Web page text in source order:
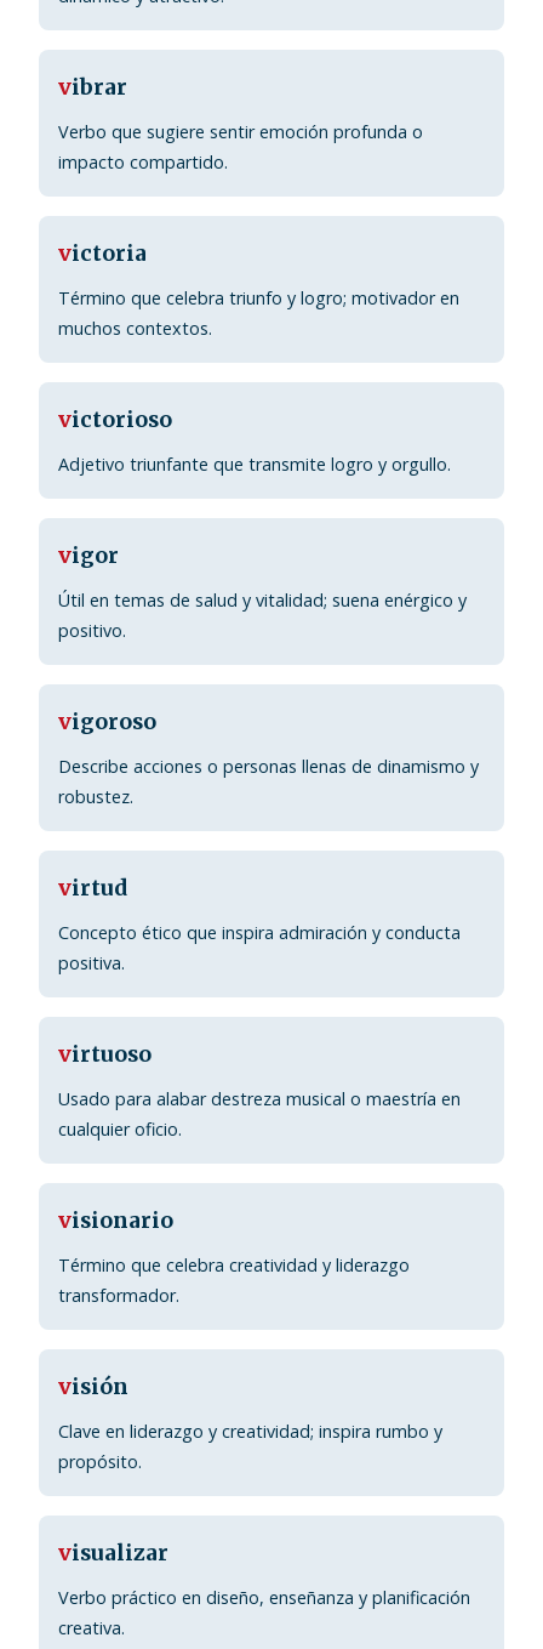
vibrar
Verbo que sugiere sentir emoción profunda o
impacto compartido.
victoria
Término que celebra triunfo y logro; motivador en
muchos contextos.
victorioso
Adjetivo triunfante que transmite logro y orgullo.
vigor
Útil en temas de salud y vitalidad; suena enérgico y
positivo.
vigoroso
Describe acciones o personas llenas de dinamismo y
robustez.
virtud
Concepto ético que inspira admiración y conducta
positiva.
virtuoso
Usado para alabar destreza musical o maestría en
cualquier oficio.
visionario
Término que celebra creatividad y liderazgo
transformador.
visión
Clave en liderazgo y creatividad; inspira rumbo y
propósito.
visualizar
Verbo práctico en diseño, enseñanza y planificación
creativa.